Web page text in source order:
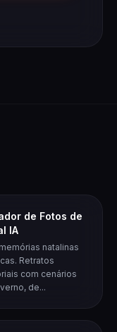
de Fotos de
IA
natalinas
Retratos
com cenários
de...